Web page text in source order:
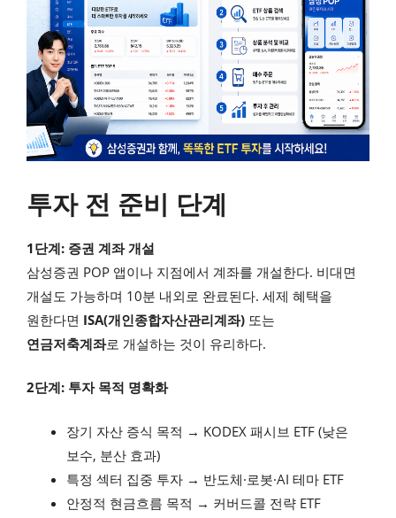
투자 전 준비 단계
1단계: 증권 계좌 개설
삼성증권 POP 앱이나 지점에서 계좌를 개설한다. 비대면
개설도 가능하며 10분 내외로 완료된다. 세제 혜택을
원한다면 ISA(개인종합자산관리계좌) 또는
연금저축계좌로 개설하는 것이 유리하다.
2단계: 투자 목적 명확화
장기 자산 증식 목적 → KODEX 패시브 ETF (낮은
보수, 분산 효과)
특정 섹터 집중 투자 → 반도체·로봇·AI 테마 ETF
안정적 현금흐름 목적 → 커버드콜 전략 ETF